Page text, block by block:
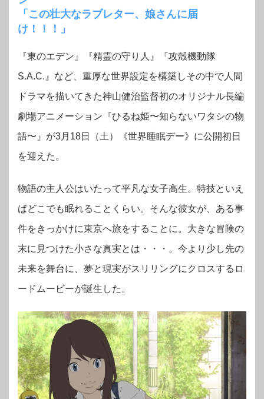
「この壮大なラブレター、娘さんに届
け！！！」
『東のエデン』『精霊の守り人』『攻殻機動隊
S.A.C.』など、重厚な世界設定を構築しその中で人間
ドラマを描いてきた神山健治監督初のオリジナル長編
劇場アニメーション『ひるね姫〜知らないワタシの物
語〜』が3月18日（土）《世界睡眠デー》に公開初日
を迎えた。
物語の主人公はいたって平凡な女子高生。特技といえ
ばどこでも眠れることくらい。そんな彼女が、ある事
件をきっかけに東京へ旅をすることに。大きな冒険の
末に見つけた小さな真実とは・・・。今より少し先の
未来を舞台に、夢と現実がスリリングにクロスするロ
ードムービーが誕生した。